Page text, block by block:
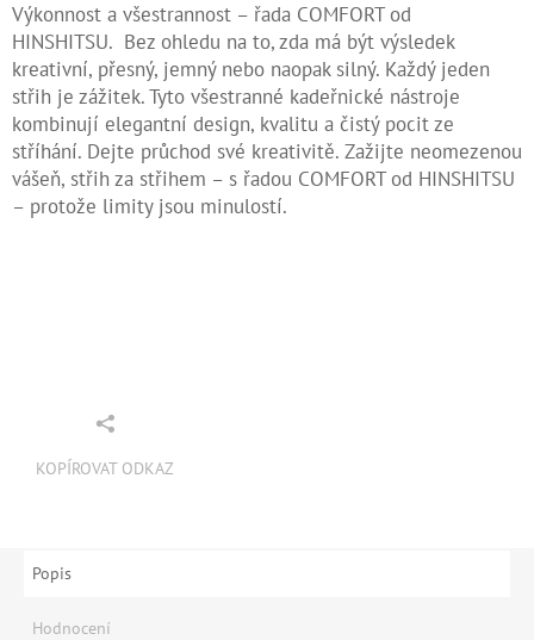
Výkonnost a všestrannost – řada COMFORT od
HINSHITSU. Bez ohledu na to, zda má být výsledek
kreativní, přesný, jemný nebo naopak silný. Každý jeden
střih je zážitek. Tyto všestranné kadeřnické nástroje
kombinují elegantní design, kvalitu a čistý pocit ze
stříhání. Dejte průchod své kreativitě. Zažijte neomezenou
vášeň, střih za střihem – s řadou COMFORT od HINSHITSU
– protože limity jsou minulostí.
KOPÍROVAT ODKAZ
Popis
Hodnocení